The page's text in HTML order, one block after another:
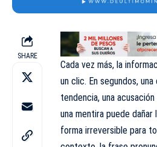
SHARE
Cada vez más, la
un clic. En segundos,
tendencia, una
una mentira puede
forma irreversible para